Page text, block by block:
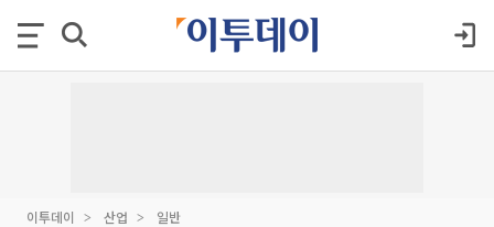
이투데이 산업 일반